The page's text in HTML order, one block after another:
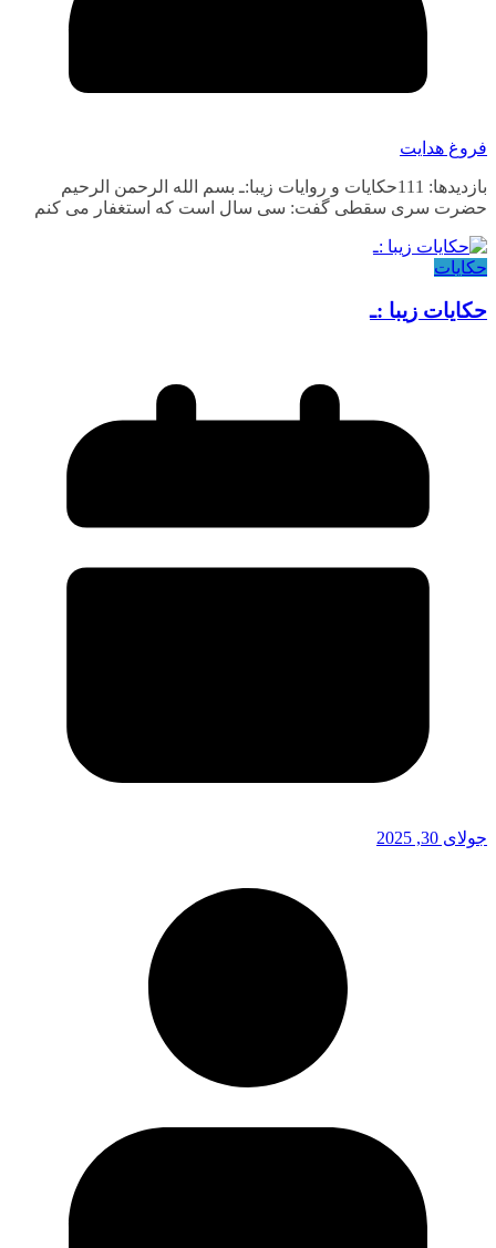
فروغ هدایت
بازدیدها: 111حکایات و روایات زیبا:ـ بسم الله الرحمن الرحیم
حضرت سری سقطی گفت: سی سال است که استغفار می کنم
حکایات
حکایات زیبا :ـ
جولای 30, 2025